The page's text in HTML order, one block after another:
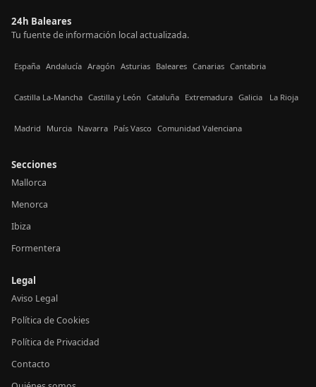
24h Baleares
Tu fuente de información local actualizada.
España Andalucía Aragón Asturias Baleares Canarias Cantabria
Castilla La-Mancha Castilla y León Cataluña Extremadura Galicia La Rioja
Madrid Murcia Navarra País Vasco Comunidad Valenciana
Secciones
Mallorca
Menorca
Ibiza
Formentera
Legal
Aviso Legal
Política de Cookies
Política de Privacidad
Contacto